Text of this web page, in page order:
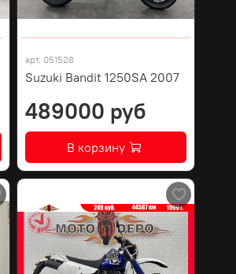
арт. 051528
Suzuki Bandit 1250SA 2007
489000 руб
В корзину